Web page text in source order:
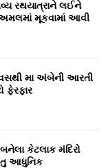
રથયાત્રાને લઈને
અમલમાં મૂકવામાં આવી
મા અંબેની આરતી
ફેરફાર
કેટલાક મંદિરો
આધુનિક